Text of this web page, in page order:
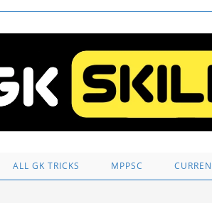
ALL GK TRICKS MPPSC